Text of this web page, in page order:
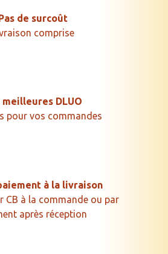
de surcoût
comprise
meilleures DLUO
pour vos commandes
à la livraison
CB à la commande ou par
après réception